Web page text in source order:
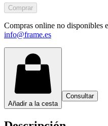
Comprar
Compras online no disponibles
info@frame.es
Añadir a la cesta
Consultar